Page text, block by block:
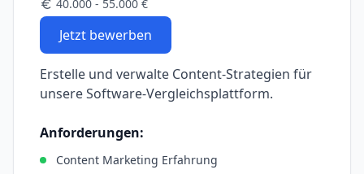
40.000 - 55.000 €
Jetzt bewerben
Erstelle und verwalte Content-Strategien für
unsere Software-Vergleichsplattform.
Anforderungen:
Content Marketing Erfahrung